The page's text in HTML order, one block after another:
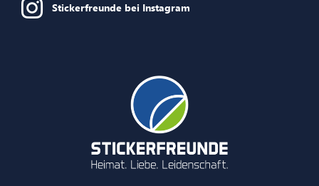
Stickerfreunde bei Instagram